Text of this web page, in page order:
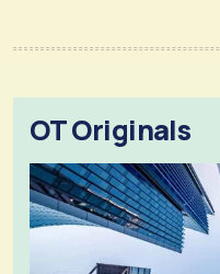
OT Originals